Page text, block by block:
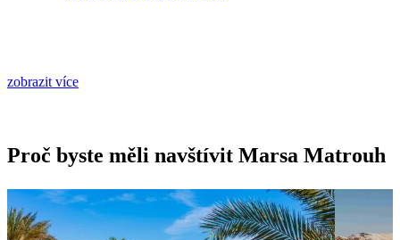
zobrazit více
Proč byste měli navštívit Marsa Matrouh